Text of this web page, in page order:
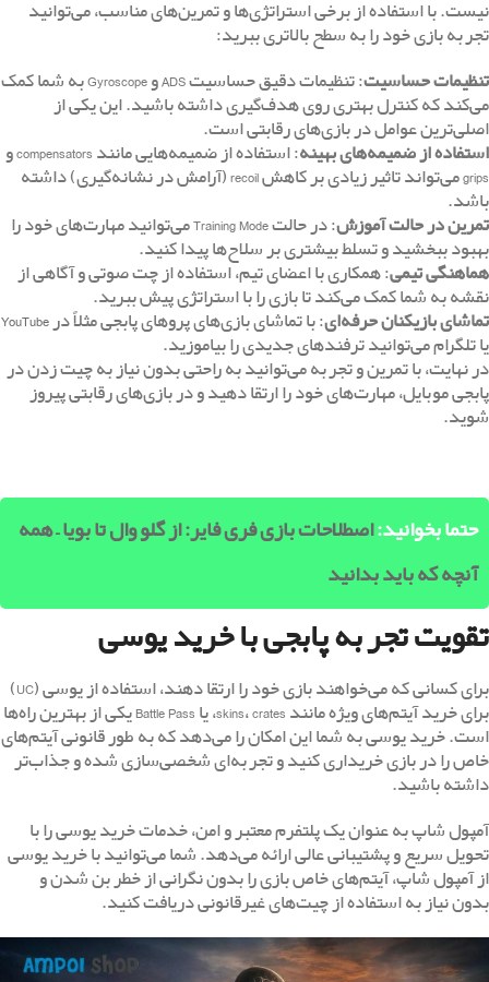
نیست. با استفاده از برخی استراتژی‌ها و تمرین‌های مناسب، می‌توانید
تجربه بازی خود را به سطح بالاتری ببرید:
تنظیمات حساسیت
: تنظیمات دقیق حساسیت ADS و Gyroscope به شما کمک
می‌کند که کنترل بهتری روی هدف‌گیری داشته باشید. این یکی از
اصلی‌ترین عوامل در بازی‌های رقابتی است.
استفاده از ضمیمه‌های بهینه
: استفاده از ضمیمه‌هایی مانند compensators و
grips می‌تواند تاثیر زیادی بر کاهش recoil (آرامش در نشانه‌گیری) داشته
باشد.
تمرین در حالت آموزش
: در حالت Training Mode می‌توانید مهارت‌های خود را
بهبود ببخشید و تسلط بیشتری بر سلاح‌ها پیدا کنید.
هماهنگی تیمی: همکاری با اعضای تیم، استفاده از چت صوتی و آگاهی از
نقشه به شما کمک می‌کند تا بازی را با استراتژی پیش ببرید.
تماشای بازیکنان حرفه‌ای: با تماشای بازی‌های پروهای پابجی مثلاً درYouTube
یا تلگرام می‌توانید ترفندهای جدیدی را بیاموزید.
در نهایت، با تمرین و تجربه می‌توانید به راحتی بدون نیاز به چیت زدن در
پابجی موبایل، مهارت‌های خود را ارتقا دهید و در بازی‌های رقابتی پیروز
شوید.
حتما بخوانید:اصطلاحات بازی فری فایر: از گلو وال تا بویا – همه
آنچه که باید بدانید
تقویت تجربه پابجی با خرید یوسی
برای کسانی که می‌خواهند بازی خود را ارتقا دهند، استفاده از یوسی (UC)
برای خرید آیتم‌های ویژه مانند skins، crates، یا Battle Pass یکی از بهترین راه‌ها
است. خرید یوسی به شما این امکان را می‌دهد که به طور قانونی آیتم‌های
خاص را در بازی خریداری کنید و تجربه‌ای شخصی‌سازی شده و جذاب‌تر
داشته باشید.
آمپول شاپ به عنوان یک پلتفرم معتبر و امن، خدمات خرید یوسی را با
تحویل سریع و پشتیبانی عالی ارائه می‌دهد. شما می‌توانید با خرید یوسی
از آمپول شاپ، آیتم‌های خاص بازی را بدون نگرانی از خطر بن شدن و
بدون نیاز به استفاده از چیت‌های غیرقانونی دریافت کنید.